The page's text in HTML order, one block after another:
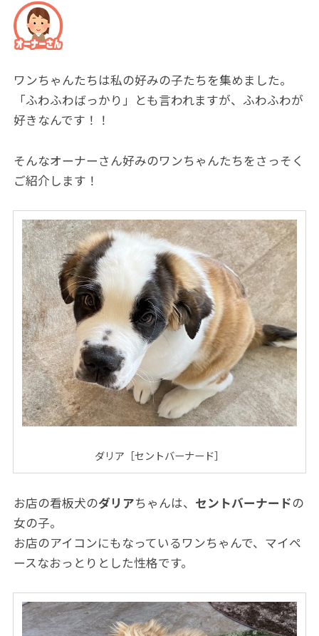
ワンちゃんたちは私の好みの子たちを集めました。
「ふわふわばっかり」とも言われますが、ふわふわが
好きなんです！！
そんなオーナーさん好みのワンちゃんたちをさっそく
ご紹介します！
ダリア［セントバーナード］
お店の看板犬のダリアちゃんは、 セントバーナードの
女の子。
お店のアイコンにもなっているワンちゃんで、マイペ
ースなおっとりとした性格です。